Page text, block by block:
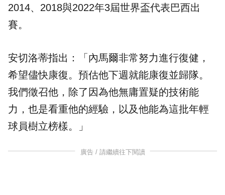
2014、2018與2022年3屆世界盃代表巴西出
賽。
安切洛蒂指出：「內馬爾非常努力進行復健，
希望儘快康復。預估他下週就能康復並歸隊。
我們徵召他，除了因為他無庸置疑的技術能
力，也是看重他的經驗，以及他能為這批年輕
球員樹立榜樣。」
廣告 / 請繼續往下閱讀